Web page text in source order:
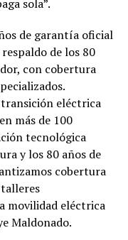
sola”.
de garantía oficial
de los 80
con cobertura
eléctrica
más de 100
tecnológica
y los 80 años de
cobertura
movilidad eléctrica
Maldonado.